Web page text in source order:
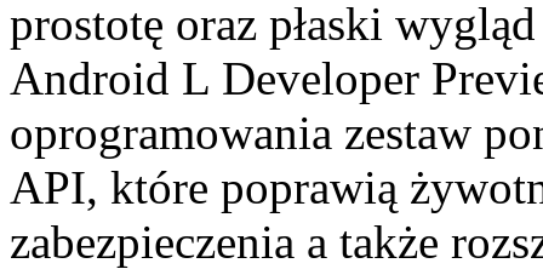
prostotę oraz płaski
Android L Developer
oprogramowania zestaw
API, które poprawią
zabezpieczenia a także